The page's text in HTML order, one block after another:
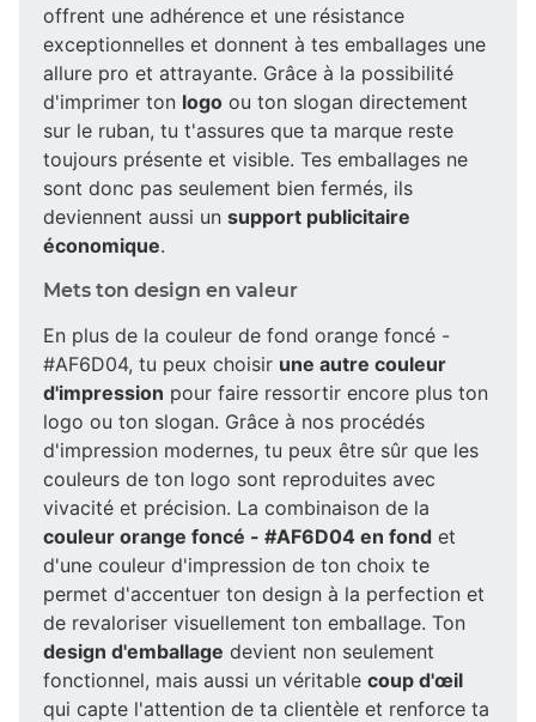
offrent une adhérence et une résistance
exceptionnelles et donnent à tes emballages une
allure pro et attrayante. Grâce à la possibilité
d'imprimer ton logo ou ton slogan directement
sur le ruban, tu t'assures que ta marque reste
toujours présente et visible. Tes emballages ne
sont donc pas seulement bien fermés, ils
deviennent aussi un support publicitaire
économique.
Mets ton design en valeur
En plus de la couleur de fond orange foncé -
#AF6D04, tu peux choisir une autre couleur
d'impression pour faire ressortir encore plus ton
logo ou ton slogan. Grâce à nos procédés
d'impression modernes, tu peux être sûr que les
couleurs de ton logo sont reproduites avec
vivacité et précision. La combinaison de la
couleur orange foncé - #AF6D04 en fond et
d'une couleur d'impression de ton choix te
permet d'accentuer ton design à la perfection et
de revaloriser visuellement ton emballage. Ton
design d'emballage devient non seulement
fonctionnel, mais aussi un véritable coup d'œil
qui capte l'attention de ta clientèle et renforce ta